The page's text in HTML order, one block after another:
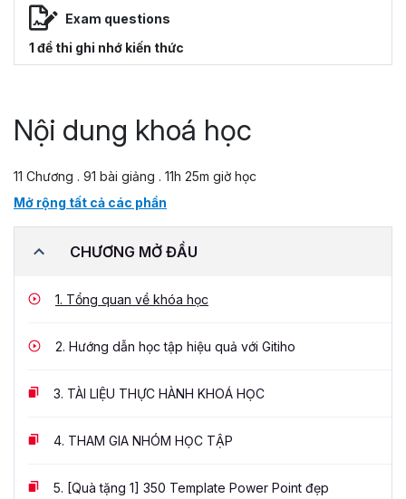
Exam questions
1 đề thi ghi nhớ kiến thức
Nội dung khoá học
11 Chương . 91 bài giảng . 11h 25m giờ học
Mở rộng tất cả các phần
CHƯƠNG MỞ ĐẦU
1. Tổng quan về khóa học
2. Hướng dẫn học tập hiệu quả với Gitiho
3. TÀI LIỆU THỰC HÀNH KHOÁ HỌC
4. THAM GIA NHÓM HỌC TẬP
5. [Quà tặng 1] 350 Template Power Point đẹp